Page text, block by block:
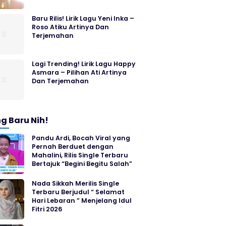
Baru Rilis! Lirik Lagu Yeni Inka –
Roso Atiku Artinya Dan
Terjemahan
Lagi Trending! Lirik Lagu Happy
Asmara – Pilihan Ati Artinya
Dan Terjemahan
Baru Nih!
Pandu Ardi, Bocah Viral yang
Pernah Berduet dengan
Mahalini, Rilis Single Terbaru
Bertajuk “Begini Begitu Salah”
Nada Sikkah Merilis Single
Terbaru Berjudul “ Selamat
Hari Lebaran ” Menjelang Idul
Fitri 2026